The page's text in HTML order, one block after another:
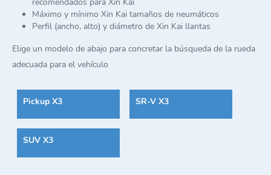
Máximo y mínimo Xin Kai tamaños de neumáticos
Perfil (ancho, alto) y diámetro de Xin Kai llantas
Elige un modelo de abajo para concretar la búsqueda de la rueda
adecuada para el vehículo
Pickup X3 SR-V X3
SUV X3